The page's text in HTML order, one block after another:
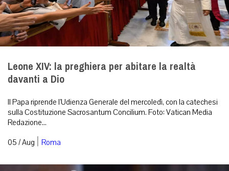
Leone XIV: la preghiera per abitare la realtà
davanti a Dio
Il Papa riprende l’Udienza Generale del mercoledì, con la catechesi
sulla Costituzione Sacrosantum Concilium. Foto: Vatican Media
Redazione...
05 / Aug | Roma